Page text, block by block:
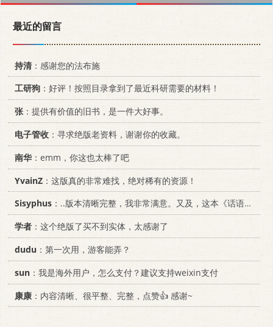
最近的留言
持清：感谢您的法布施
工研狗 ：好评！按照目录拿到了最近科研需要的材料！
张：提供有价值的旧书，是一件大好事。
电子管收 ：寻求绝版老资料，谢谢你的收藏。
南华：emm，你这也太棒了吧
YvainZ ：这版真的非常难找，绝对稀有的资源！
Sisyphus ：..版本清晰完整，我非常满意。又及，这本《话语的真相》...
学者 ：这个绝版了买不到实体，太感谢了
dudu ：第一次用，游客能弄？
sun ：我是海外用户，怎么支付？建议支持weixin支付
康康 ：内容清晰、很平整、完整，点赞👍 感谢~